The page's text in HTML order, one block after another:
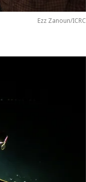
Ezz Zanoun/ICRC